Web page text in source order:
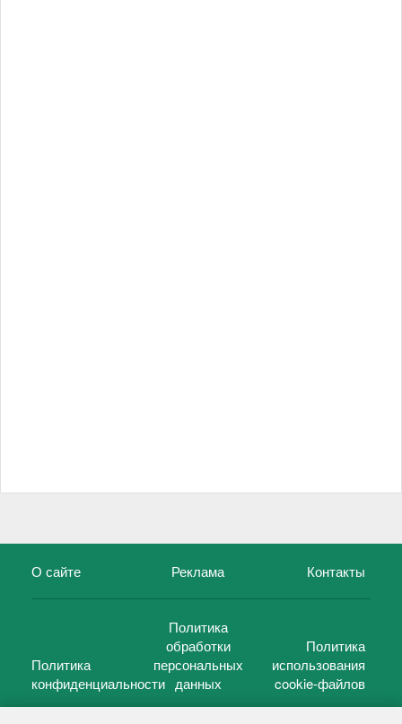
О сайте Реклама Контакты
Политика
конфиденциальности
Политика
обработки
персональных
данных
Политика
использования
cookie-файлов